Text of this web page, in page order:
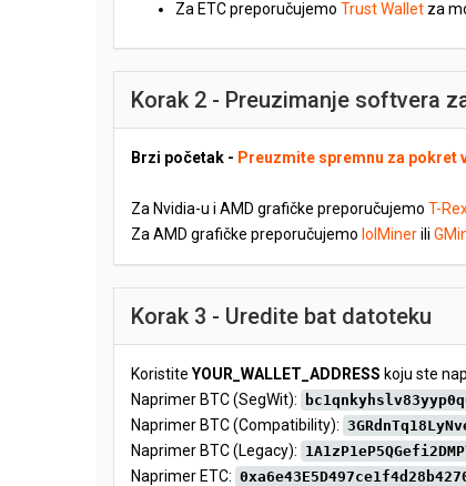
Za ETC preporučujemo Trust Wallet za
Korak 2 - Preuzimanje softvera
Brzi početak - Preuzmite spremnu za pokret
Za Nvidia-u i AMD grafičke preporučujemo T-
Za AMD grafičke preporučujemo lolMinerili
Korak 3 - Uredite bat datoteku
Koristite YOUR_WALLET_ADDRESS koju ste
Naprimer BTC (SegWit):
Naprimer BTC (Compatibility):
Naprimer BTC (Legacy):
Naprimer ETC: